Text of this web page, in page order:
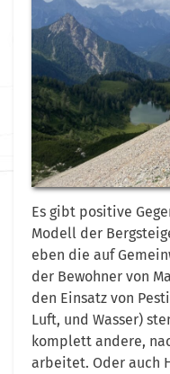
Es gibt positive
Modell der
eben die auf
der Bewohner von
den Einsatz von
Luft, und Wasser)
komplett andere,
arbeitet. Oder auch